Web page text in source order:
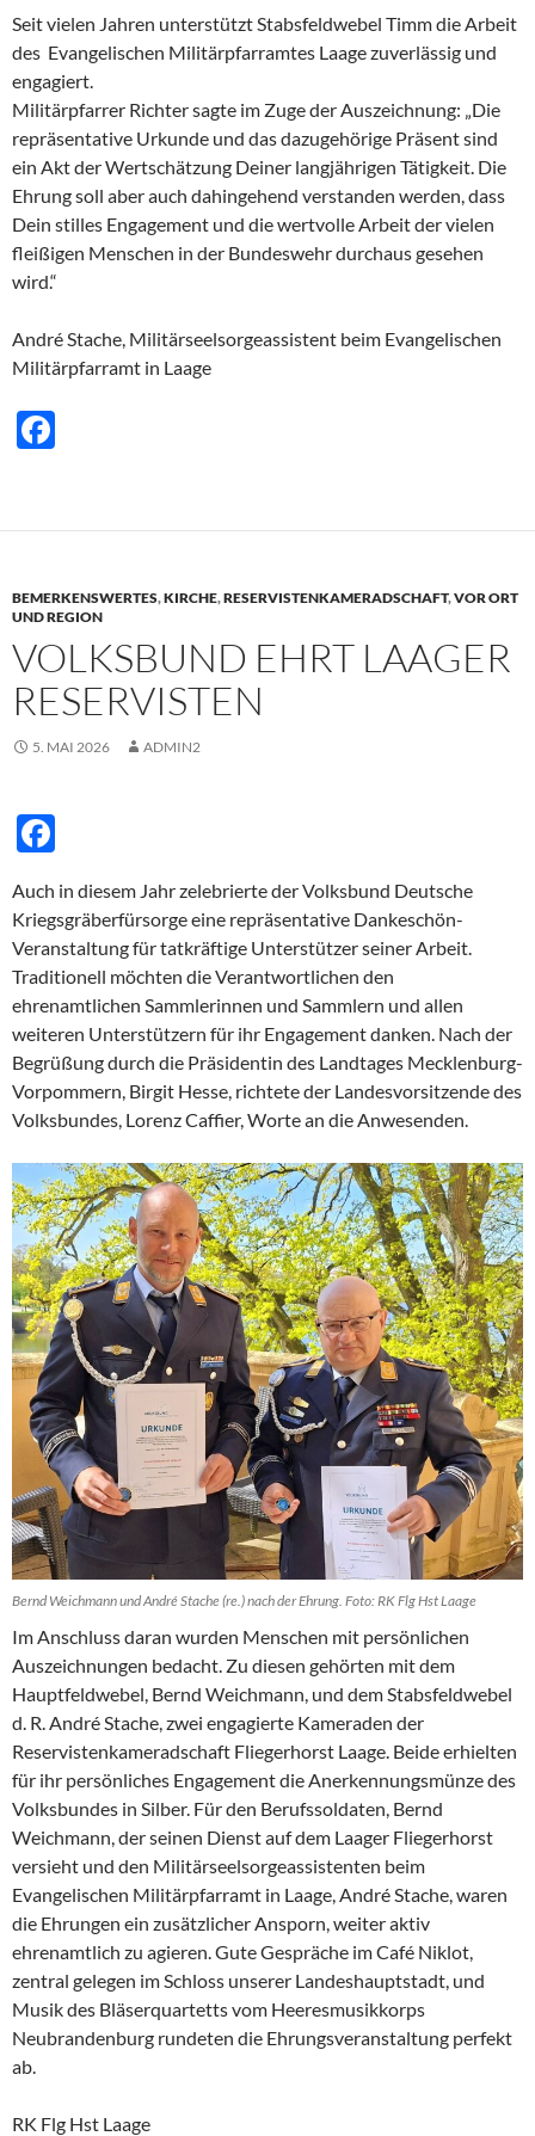
Seit vielen Jahren unterstützt Stabsfeldwebel Timm die Arbeit
des Evangelischen Militärpfarramtes Laage zuverlässig und
engagiert.
Militärpfarrer Richter sagte im Zuge der Auszeichnung: „Die
repräsentative Urkunde und das dazugehörige Präsent sind
ein Akt der Wertschätzung Deiner langjährigen Tätigkeit. Die
Ehrung soll aber auch dahingehend verstanden werden, dass
Dein stilles Engagement und die wertvolle Arbeit der vielen
fleißigen Menschen in der Bundeswehr durchaus gesehen
wird.“
André Stache, Militärseelsorgeassistent beim Evangelischen
Militärpfarramt in Laage
b
o
o
k
BEMERKENSWERTES,KIRCHE,RESERVISTENKAMERADSCHAFT,VOR ORT
UND REGION
VOLKSBUND EHRT LAAGER
RESERVISTEN
5. MAI 2026 ADMIN2
e
b
o
o
k
Auch in diesem Jahr zelebrierte der Volksbund Deutsche
Kriegsgräberfürsorge eine repräsentative Dankeschön-
Veranstaltung für tatkräftige Unterstützer seiner Arbeit.
Traditionell möchten die Verantwortlichen den
ehrenamtlichen Sammlerinnen und Sammlern und allen
weiteren Unterstützern für ihr Engagement danken. Nach der
Begrüßung durch die Präsidentin des Landtages Mecklenburg-
Vorpommern, Birgit Hesse, richtete der Landesvorsitzende des
Volksbundes, Lorenz Caffier, Worte an die Anwesenden.
Bernd Weichmann und André Stache (re.) nach der Ehrung. Foto: RK Flg Hst Laage
Im Anschluss daran wurden Menschen mit persönlichen
Auszeichnungen bedacht. Zu diesen gehörten mit dem
Hauptfeldwebel, Bernd Weichmann, und dem Stabsfeldwebel
d. R. André Stache, zwei engagierte Kameraden der
Reservistenkameradschaft Fliegerhorst Laage. Beide erhielten
für ihr persönliches Engagement die Anerkennungsmünze des
Volksbundes in Silber. Für den Berufssoldaten, Bernd
Weichmann, der seinen Dienst auf dem Laager Fliegerhorst
versieht und den Militärseelsorgeassistenten beim
Evangelischen Militärpfarramt in Laage, André Stache, waren
die Ehrungen ein zusätzlicher Ansporn, weiter aktiv
ehrenamtlich zu agieren. Gute Gespräche im Café Niklot,
zentral gelegen im Schloss unserer Landeshauptstadt, und
Musik des Bläserquartetts vom Heeresmusikkorps
Neubrandenburg rundeten die Ehrungsveranstaltung perfekt
ab.
RK Flg Hst Laage